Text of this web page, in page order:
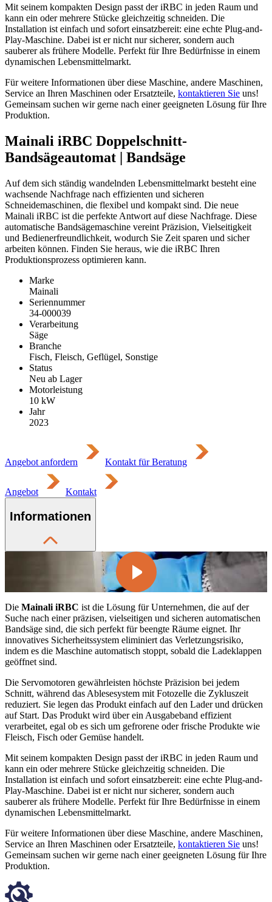
Mit seinem kompakten Design passt der iRBC in jeden Raum und
kann ein oder mehrere Stücke gleichzeitig schneiden. Die
Installation ist einfach und sofort einsatzbereit: eine echte Plug-and-
Play-Maschine. Dabei ist er nicht nur sicherer, sondern auch
sauberer als frühere Modelle. Perfekt für Ihre Bedürfnisse in einem
dynamischen Lebensmittelmarkt.
Für weitere Informationen über diese Maschine, andere Maschinen,
Service an Ihren Maschinen oder Ersatzteile, kontaktieren Sie uns!
Gemeinsam suchen wir gerne nach einer geeigneten Lösung für Ihre
Produktion.
Mainali iRBC Doppelschnitt-
Bandsägeautomat | Bandsäge
Auf dem sich ständig wandelnden Lebensmittelmarkt besteht eine
wachsende Nachfrage nach effizienten und sicheren
Schneidemaschinen, die flexibel und kompakt sind. Die neue
Mainali iRBC ist die perfekte Antwort auf diese Nachfrage. Diese
automatische Bandsägemaschine vereint Präzision, Vielseitigkeit
und Bedienerfreundlichkeit, wodurch Sie Zeit sparen und sicher
arbeiten können. Finden Sie heraus, wie die iRBC Ihren
Produktionsprozess optimieren kann.
Marke
Mainali
Seriennummer
34-000039
Verarbeitung
Säge
Branche
Fisch, Fleisch, Geflügel, Sonstige
Status
Neu ab Lager
Motorleistung
10 kW
Jahr
2023
Angebot anfordern Kontakt für Beratung
Angebot Kontakt
Informationen
Die Mainali iRBC ist die Lösung für Unternehmen, die auf der
Suche nach einer präzisen, vielseitigen und sicheren automatischen
Bandsäge sind, die sich perfekt für beengte Räume eignet. Ihr
innovatives Sicherheitssystem eliminiert das Verletzungsrisiko,
indem es die Maschine automatisch stoppt, sobald die Ladeklappen
geöffnet sind.
Die Servomotoren gewährleisten höchste Präzision bei jedem
Schnitt, während das Ablesesystem mit Fotozelle die Zykluszeit
reduziert. Sie legen das Produkt einfach auf den Lader und drücken
auf Start. Das Produkt wird über ein Ausgabeband effizient
verarbeitet, egal ob es sich um gefrorene oder frische Produkte wie
Fleisch, Fisch oder Gemüse handelt.
Mit seinem kompakten Design passt der iRBC in jeden Raum und
kann ein oder mehrere Stücke gleichzeitig schneiden. Die
Installation ist einfach und sofort einsatzbereit: eine echte Plug-and-
Play-Maschine. Dabei ist er nicht nur sicherer, sondern auch
sauberer als frühere Modelle. Perfekt für Ihre Bedürfnisse in einem
dynamischen Lebensmittelmarkt.
Für weitere Informationen über diese Maschine, andere Maschinen,
Service an Ihren Maschinen oder Ersatzteile, kontaktieren Sie uns!
Gemeinsam suchen wir gerne nach einer geeigneten Lösung für Ihre
Produktion.